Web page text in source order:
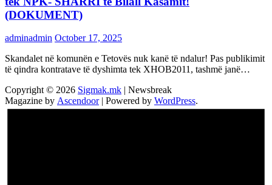
(DOKUMENT)
adminadmin October 17, 2025
Skandalet në komunën e Tetovës nuk kanë të ndalur! Pas publikimit
të qindra kontratave të dyshimta tek XHOB2011, tashmë janë…
Copyright © 2026 Sigmak.mk | Newsbreak
Magazine by Ascendoor| Powered by WordPress.